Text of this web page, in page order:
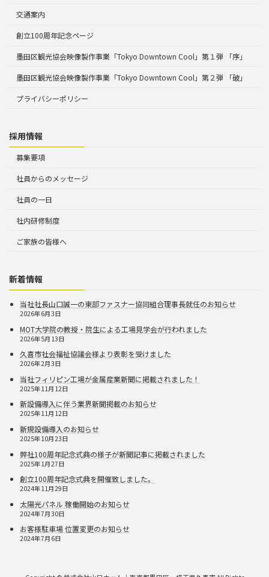
交通案内
創立100周年記念ページ
墨田区観光協会映像製作事業「Tokyo Downtown Cool」第１弾 「序」
墨田区観光協会映像製作事業「Tokyo Downtown Cool」第２弾 「破」
プライバシーポリシー
採用情報
募集要項
社員からのメッセージ
社員の一日
社内研修制度
ご家族の皆様へ
新着情報
当社社長山口誠一の東部ファスナー協同組合理事長就任のお知らせ
2026年6月3日
MOT大学院の教授・院生による工場見学会が行われました
2026年5月13日
久喜市社会福祉協議会様より表彰を受けました
2026年2月3日
当社フィリピン工場が金属産業新聞に掲載されました！
2025年11月12日
新設備導入に伴う業界新聞掲載のお知らせ
2025年11月12日
新規設備導入のお知らせ
2025年10月23日
弊社100周年記念式典の様子が新聞記事に掲載されました
2025年1月27日
創立100周年記念式典を開催致しました。
2024年11月29日
太陽光パネル 稼働開始のお知らせ
2024年7月30日
お客様駐車場 位置変更のお知らせ
2024年7月6日